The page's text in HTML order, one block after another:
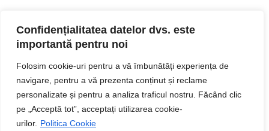
Confidențialitatea datelor dvs. este
importantă pentru noi
Folosim cookie-uri pentru a vă îmbunătăți experiența de
navigare, pentru a vă prezenta conținut și reclame
personalizate și pentru a analiza traficul nostru. Făcând clic
pe „Acceptă tot”, acceptați utilizarea cookie-
urilor. Politica Cookie